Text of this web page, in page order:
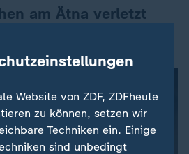
am Ätna verletzt
Website von ZDF, ZDFheute
zu können, setzen wir
Techniken ein. Einige
sind unbedingt